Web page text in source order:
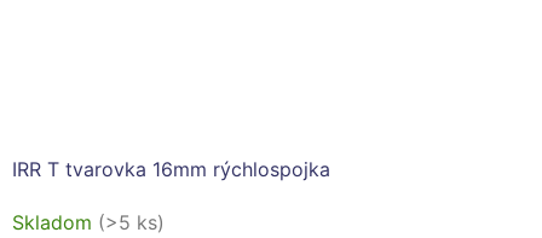
IRR T tvarovka 16mm rýchlospojka
Skladom (>5 ks)